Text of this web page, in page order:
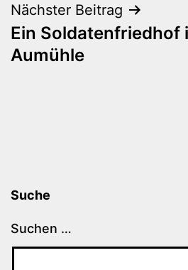
Nächster Beitrag
Ein Soldatenfriedhof
Aumühle
Suche
Suchen …